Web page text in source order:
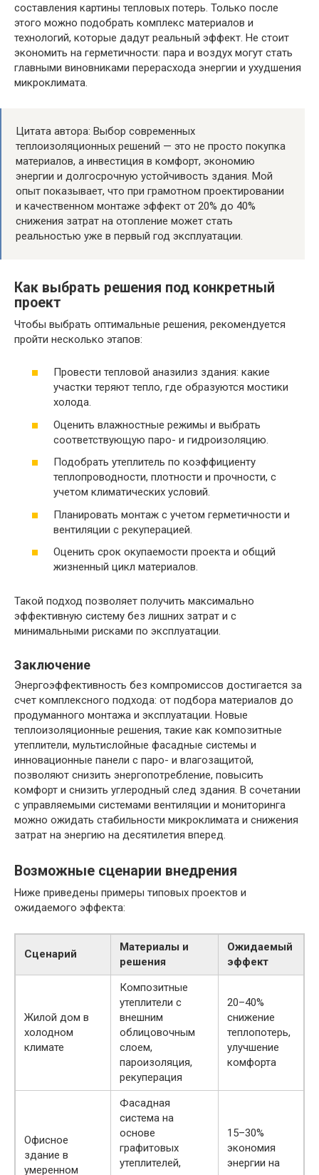
составления картины тепловых потерь. Только после
этого можно подобрать комплекс материалов и
технологий, которые дадут реальный эффект. Не стоит
экономить на герметичности: пара и воздух могут стать
главными виновниками перерасхода энергии и ухудшения
микроклимата.
Цитата автора: Выбор современных
теплоизоляционных решений — это не просто покупка
материалов, а инвестиция в комфорт, экономию
энергии и долгосрочную устойчивость здания. Мой
опыт показывает, что при грамотном проектировании
и качественном монтаже эффект от 20% до 40%
снижения затрат на отопление может стать
реальностью уже в первый год эксплуатации.
Как выбрать решения под конкретный
проект
Чтобы выбрать оптимальные решения, рекомендуется
пройти несколько этапов:
Провести тепловой аназилиз здания: какие
участки теряют тепло, где образуются мостики
холода.
Оценить влажностные режимы и выбрать
соответствующую паро- и гидроизоляцию.
Подобрать утеплитель по коэффициенту
теплопроводности, плотности и прочности, с
учетом климатических условий.
Планировать монтаж с учетом герметичности и
вентиляции с рекуперацией.
Оценить срок окупаемости проекта и общий
жизненный цикл материалов.
Такой подход позволяет получить максимально
эффективную систему без лишних затрат и с
минимальными рисками по эксплуатации.
Заключение
Энергоэффективность без компромиссов достигается за
счет комплексного подхода: от подбора материалов до
продуманного монтажа и эксплуатации. Новые
теплоизоляционные решения, такие как композитные
утеплители, мультислойные фасадные системы и
инновационные панели с паро- и влагозащитой,
позволяют снизить энергопотребление, повысить
комфорт и снизить углеродный след здания. В сочетании
с управляемыми системами вентиляции и мониторинга
можно ожидать стабильности микроклимата и снижения
затрат на энергию на десятилетия вперед.
Возможные сценарии внедрения
Ниже приведены примеры типовых проектов и
ожидаемого эффекта:
Сценарий
Материалы и
решения
Ожидаемый
эффект
Жилой дом в
холодном
климате
Композитные
утеплители с
внешним
облицовочным
слоем,
пароизоляция,
рекуперация
20–40%
снижение
теплопотерь,
улучшение
комфорта
Офисное
здание в
умеренном
Фасадная
система на
основе
графитовых
утеплителей,
15–30%
экономия
энергии на